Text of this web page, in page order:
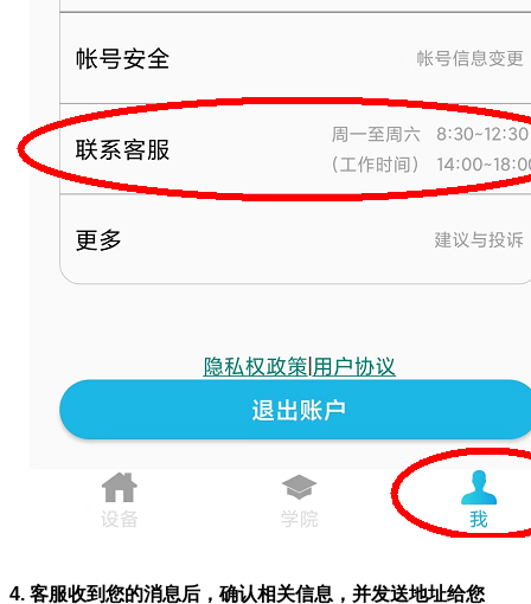
4. 客服收到您的消息后，确认相关信息，并发送地址给您